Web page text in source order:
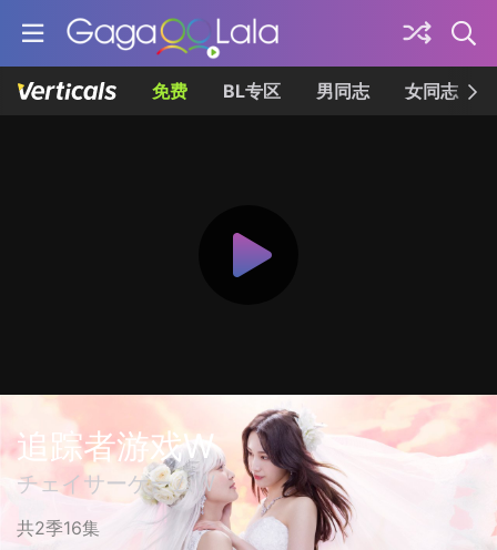
免费 BL专区 男同志 女同志
追踪者游戏W
チェイサーゲームW
共2季16集